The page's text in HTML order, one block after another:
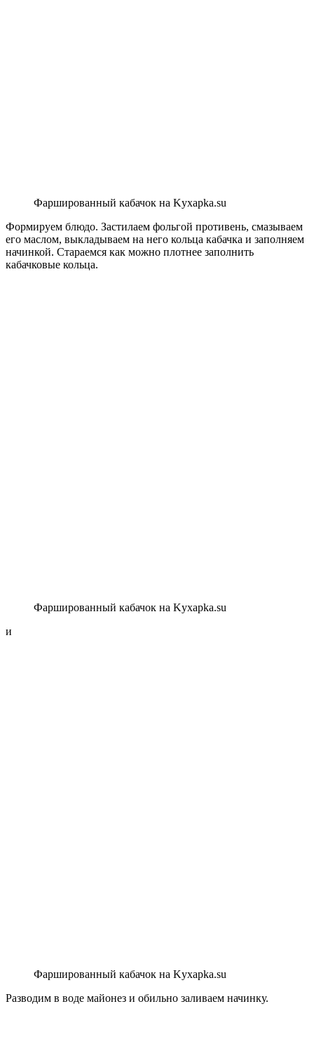
Фаршированный кабачок на Kyxapka.su
Формируем блюдо. Застилаем фольгой противень, смазываем
его маслом, выкладываем на него кольца кабачка и заполняем
начинкой. Стараемся как можно плотнее заполнить
кабачковые кольца.
Фаршированный кабачок на Kyxapka.su
и
Фаршированный кабачок на Kyxapka.su
Разводим в воде майонез и обильно заливаем начинку.